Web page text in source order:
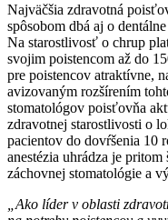
Najväčšia zdravotná
spôsobom dbá aj o
Na starostlivosť o chrup
svojim poistencom až do
pre poistencov atraktívne,
avizovaným rozšírením
stomatológov poisťovňa
zdravotnej starostlivosti o
pacientov do dovŕšenia 10
anestézia uhrádza je
záchovnej stomatológie a
„Ako líder v oblasti